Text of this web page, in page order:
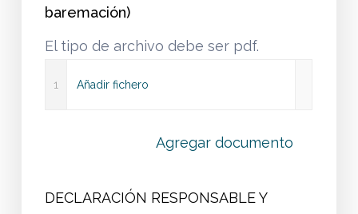
baremación)
El tipo de archivo debe ser pdf.
1 Añadir fichero
Agregar documento
DECLARACIÓN RESPONSABLE Y